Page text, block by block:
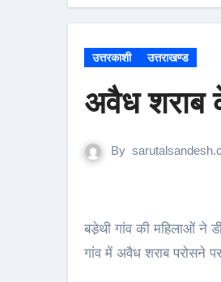
उत्तरकाशी उत्तराखण्ड
अवैध शराब
By
बडे़थी गांव की महिलाओं ने
गांव में अवैध शराब परोसने